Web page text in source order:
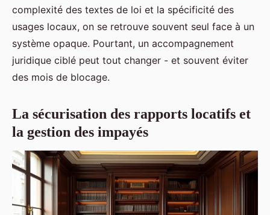
complexité des textes de loi et la spécificité des
usages locaux, on se retrouve souvent seul face à un
système opaque. Pourtant, un accompagnement
juridique ciblé peut tout changer - et souvent éviter
des mois de blocage.
La sécurisation des rapports locatifs et
la gestion des impayés